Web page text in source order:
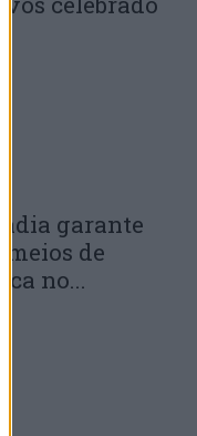
garante
meios de
no...